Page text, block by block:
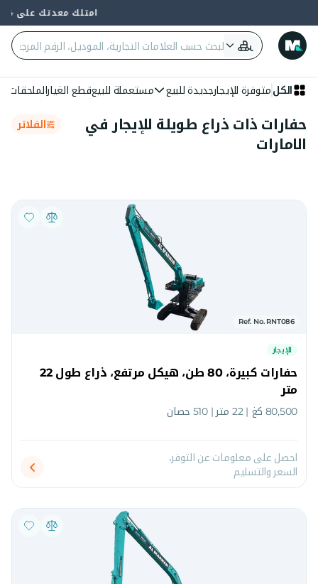
امتلك معدتك على 4 دفعات — 0% فائدة وبدون بنك
الكل متوفرة للإيجارجديدة للبيع مستعملة للبيعقطع الغيارالملحقات
حفارات ذات ذراع طويلة للإيجار في
الامارات
الفلاتر
Ref. No. RNT086
للإيجار
حفارات كبيرة، 80 طن، هيكل مرتفع، ذراع طول 22
متر
80,500 كغ | 22 متر | 510 حصان
احصل على معلومات عن التوفر،
السعر والتسليم